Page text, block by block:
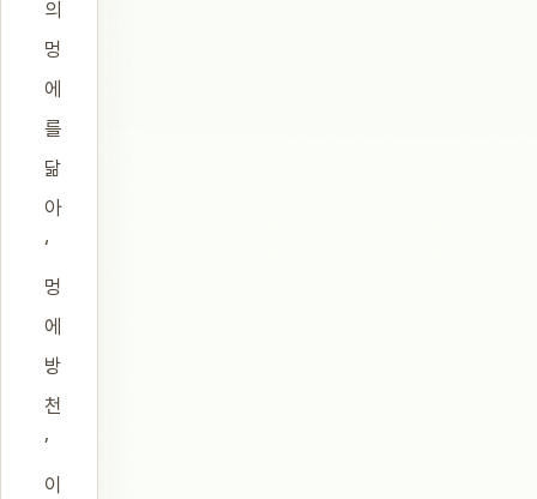
의
멍
에
를
닮
아
‘
멍
에
방
천
’
이